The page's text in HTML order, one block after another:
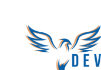
contenu